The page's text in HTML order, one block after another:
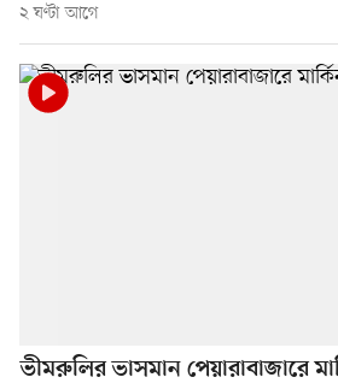
২ ঘণ্টা আগে
ভীমরুলির ভাসমান পেয়ারাবাজারে